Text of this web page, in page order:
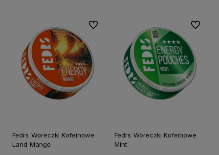
Fedrs Woreczki Kofeinowe
Land Mango
Do ulubionych
Fedrs Woreczki Kofeinowe
Mint
Do